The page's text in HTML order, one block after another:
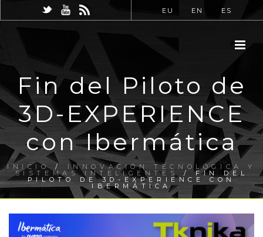
EU EN ES
Fin del Piloto de
3D-EXPERIENCE
con Ibermática
INICIO/ INNOVACIÓN TECNOLÓGICA Y
SISTEMAS INTELIGENTES / FIN DEL
PILOTO DE 3D-EXPERIENCE CON
IBERMÁTICA